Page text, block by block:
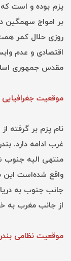
پزم بوده و است
بر امواج سهمگین
روزی حلال کمر
اقتصادی و عدم
مقدس جمهوری
موقعیت جغرافیایی
نام پزم بر
منتهی الیه جنوب
واقع شده‌است این
جانب جنوب به
از جانب مغرب به
موقعیت نظامی